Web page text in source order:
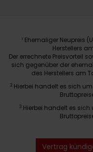
1 Ehemaliger Neupreis
Herstellers
Der errechnete Preisvorteil
sich gegenüber der
des Herstellers am
2 Hierbei handelt es sich
3 Hierbei handelt es
Vertrag